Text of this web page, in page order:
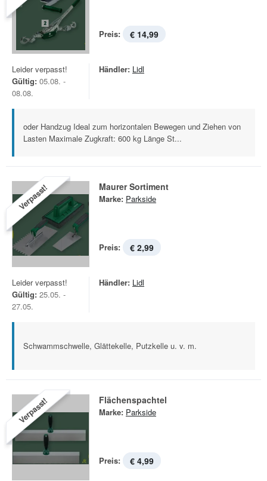
Preis: € 14,99
Leider verpasst!
Gültig: 05.08. -
08.08.
Händler: Lidl
oder Handzug Ideal zum horizontalen Bewegen und Ziehen von
Lasten Maximale Zugkraft: 600 kg Länge St...
Verpasst! Maurer Sortiment
Marke: Parkside
Preis: € 2,99
Leider verpasst!
Gültig: 25.05. -
27.05.
Händler: Lidl
Schwammschwelle, Glättekelle, Putzkelle u. v. m.
Verpasst! Flächenspachtel
Marke: Parkside
Preis: € 4,99